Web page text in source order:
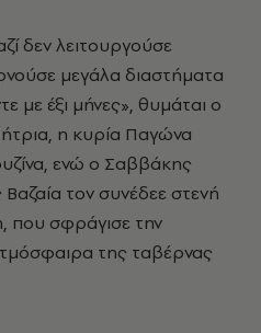
δεν λειτουργούσε
μεγάλα διαστήματα
με έξι μήνες», θυμάται ο
η κυρία Παγώνα
ενώ ο Σαββάκης
τον συνέδεε στενή
που σφράγισε την
της ταβέρνας